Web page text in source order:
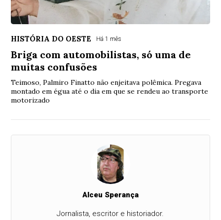
HISTÓRIA DO OESTE Há 1 mês
Briga com automobilistas, só uma de
muitas confusões
Teimoso, Palmiro Finatto não enjeitava polêmica. Pregava
montado em égua até o dia em que se rendeu ao transporte
motorizado
Alceu Sperança
Jornalista, escritor e historiador.